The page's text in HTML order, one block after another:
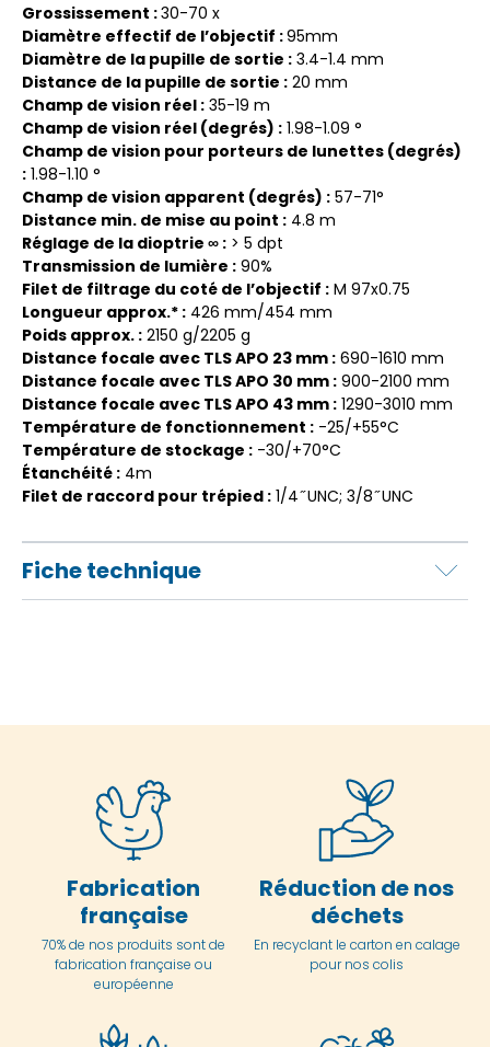
Grossissement :30-70 x
Diamètre effectif de l’objectif :95mm
Diamètre de la pupille de sortie : 3.4-1.4 mm
Distance de la pupille de sortie : 20 mm
Champ de vision réel : 35-19 m
Champ de vision réel (degrés) : 1.98-1.09 °
Champ de vision pour porteurs de lunettes (degrés)
: 1.98-1.10 °
Champ de vision apparent (degrés) : 57-71°
Distance min. de mise au point : 4.8 m
Réglage de la dioptrie ∞ : > 5 dpt
Transmission de lumière : 90%
Filet de filtrage du coté de l’objectif : M 97x0.75
Longueur approx.* : 426 mm/454 mm
Poids approx. : 2150 g/2205 g
Distance focale avec TLS APO 23 mm : 690-1610 mm
Distance focale avec TLS APO 30 mm : 900-2100 mm
Distance focale avec TLS APO 43 mm : 1290-3010 mm
Température de fonctionnement : -25/+55°C
Température de stockage : -30/+70°C
Étanchéité : 4m
Filet de raccord pour trépied : 1/4 ̋ UNC; 3/8 ̋ UNC
Fiche technique
Fabrication
française
70% de nos produits sont de
fabrication française ou
européenne
Réduction de nos
déchets
En recyclant le carton en calage
pour nos colis